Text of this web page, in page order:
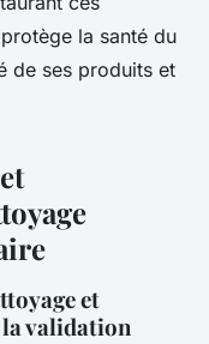
la santé du
de ses produits et
et
validation